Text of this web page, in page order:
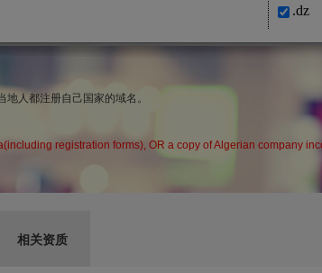
.dz
人都注册自己国家的域名。
registration forms), OR a copy of Algerian company
相关资质